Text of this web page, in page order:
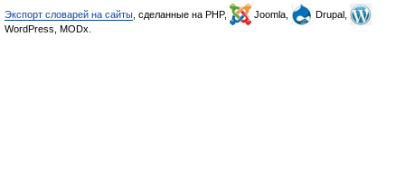
Экспорт словарей на сайты , сделанные на PHP, Joomla,
Drupal,
WordPress, MODx.